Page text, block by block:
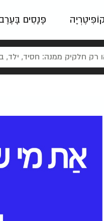
פָּנָסִים בָּעֶרֶב
ניינטיז נוסטלגי